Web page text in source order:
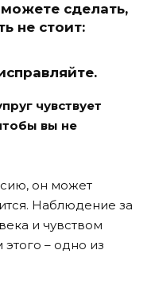
сделать,
не стоит:
чувствует
вы не
он может
Наблюдение за
и чувством
– одно из